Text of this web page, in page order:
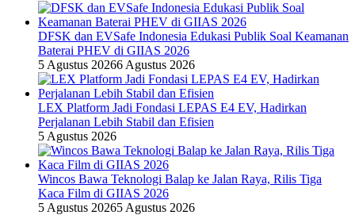
DFSK dan EVSafe Indonesia Edukasi Publik Soal Keamanan
Baterai PHEV di GIIAS 2026
5 Agustus 20266 Agustus 2026
LEX Platform Jadi Fondasi LEPAS E4 EV, Hadirkan
Perjalanan Lebih Stabil dan Efisien
5 Agustus 2026
Wincos Bawa Teknologi Balap ke Jalan Raya, Rilis Tiga
Kaca Film di GIIAS 2026
5 Agustus 20265 Agustus 2026